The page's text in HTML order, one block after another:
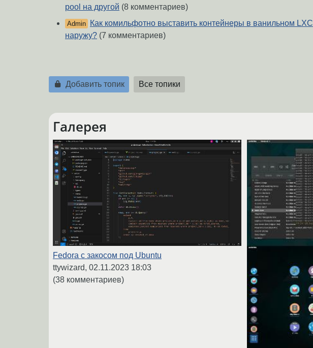
pool на другой (8 комментариев)
Admin
Как комильфотно выставить контейнеры в ванильном LXC
наружу? (7 комментариев)
Добавить топик Все топики
Галерея
Fedora с закосом под Ubuntu
ttywizard, 02.11.2023 18:03
(38 комментариев)